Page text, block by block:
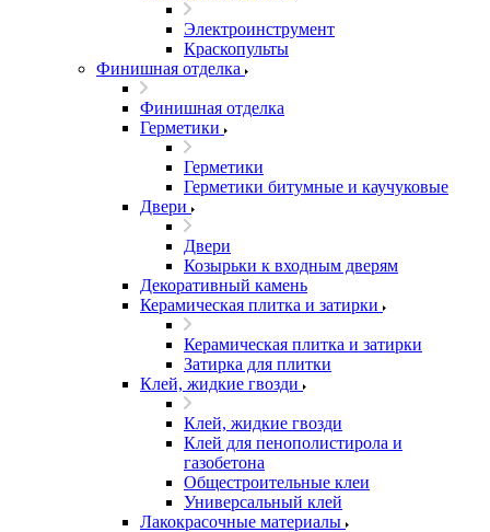
Электроинструмент
Краскопульты
Финишная отделка
Финишная отделка
Герметики
Герметики
Герметики битумные и каучуковые
Двери
Двери
Козырьки к входным дверям
Декоративный камень
Керамическая плитка и затирки
Керамическая плитка и затирки
Затирка для плитки
Клей, жидкие гвозди
Клей, жидкие гвозди
Клей для пенополистирола и
газобетона
Общестроительные клеи
Универсальный клей
Лакокрасочные материалы